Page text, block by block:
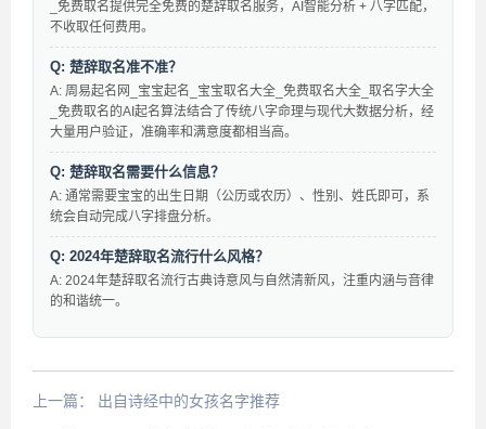
_免费取名提供完全免费的楚辞取名服务，AI智能分析 + 八字匹配，
不收取任何费用。
Q: 楚辞取名准不准？
A: 周易起名网_宝宝起名_宝宝取名大全_免费取名大全_取名字大全
_免费取名的AI起名算法结合了传统八字命理与现代大数据分析，经
大量用户验证，准确率和满意度都相当高。
Q: 楚辞取名需要什么信息？
A: 通常需要宝宝的出生日期（公历或农历）、性别、姓氏即可，系
统会自动完成八字排盘分析。
Q: 2024年楚辞取名流行什么风格？
A: 2024年楚辞取名流行古典诗意风与自然清新风，注重内涵与音律
的和谐统一。
上一篇： 出自诗经中的女孩名字推荐